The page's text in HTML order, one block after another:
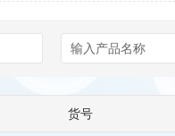
Diametra
货号